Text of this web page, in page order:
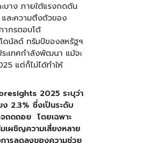
บาง ภายใต้แรงกดดัน
ละความตึงตัวของ
ากรตอบโต้
ดนัลด์ ทรัมป์ของสหรัฐฯ
ะเทศกำลังพัฒนา แม้จะ
แต่ก็ไม่ได้ทำให้
2025 ระบุว่า
ง 2.3% ซึ่งเป็นระดับ
จถดถอย โดยเฉพาะ
เผชิญความเสี่ยงหลาย
ารลดลงของความช่วย